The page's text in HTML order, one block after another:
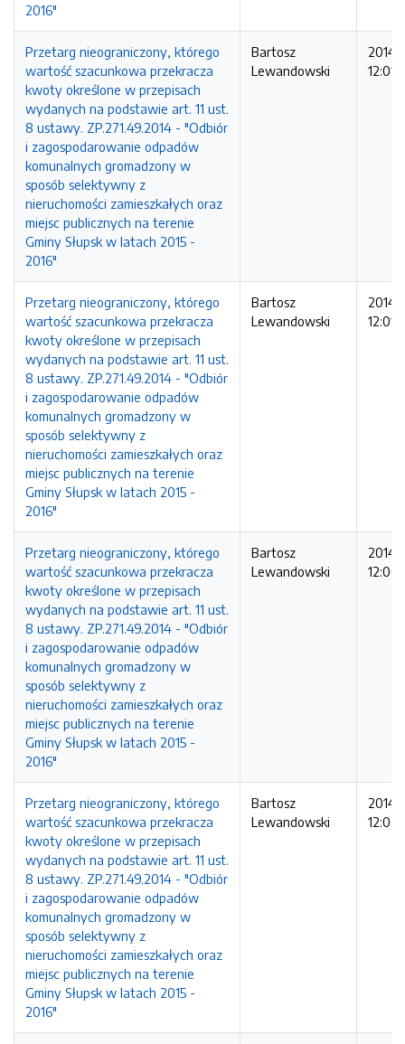
2016"
Przetarg nieograniczony, którego
wartość szacunkowa przekracza
kwoty określone w przepisach
wydanych na podstawie art. 11 ust.
8 ustawy. ZP.271.49.2014 - "Odbiór
i zagospodarowanie odpadów
komunalnych gromadzony w
sposób selektywny z
nieruchomości zamieszkałych oraz
miejsc publicznych na terenie
Gminy Słupsk w latach 2015 -
2016"
Bartosz
Lewandowski
2014-
Przetarg nieograniczony, którego
wartość szacunkowa przekracza
kwoty określone w przepisach
wydanych na podstawie art. 11 ust.
8 ustawy. ZP.271.49.2014 - "Odbiór
i zagospodarowanie odpadów
komunalnych gromadzony w
sposób selektywny z
nieruchomości zamieszkałych oraz
miejsc publicznych na terenie
Gminy Słupsk w latach 2015 -
2016"
Bartosz
Lewandowski
2014-
Przetarg nieograniczony, którego
wartość szacunkowa przekracza
kwoty określone w przepisach
wydanych na podstawie art. 11 ust.
8 ustawy. ZP.271.49.2014 - "Odbiór
i zagospodarowanie odpadów
komunalnych gromadzony w
sposób selektywny z
nieruchomości zamieszkałych oraz
miejsc publicznych na terenie
Gminy Słupsk w latach 2015 -
2016"
Bartosz
Lewandowski
2014-
Przetarg nieograniczony, którego
wartość szacunkowa przekracza
kwoty określone w przepisach
wydanych na podstawie art. 11 ust.
8 ustawy. ZP.271.49.2014 - "Odbiór
i zagospodarowanie odpadów
komunalnych gromadzony w
sposób selektywny z
nieruchomości zamieszkałych oraz
miejsc publicznych na terenie
Gminy Słupsk w latach 2015 -
2016"
Bartosz
Lewandowski
2014-